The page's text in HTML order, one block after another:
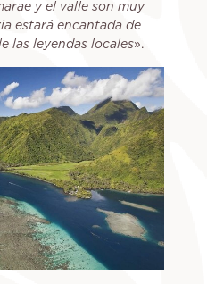
y el valle son muy
estará encantada de
las leyendas locales».